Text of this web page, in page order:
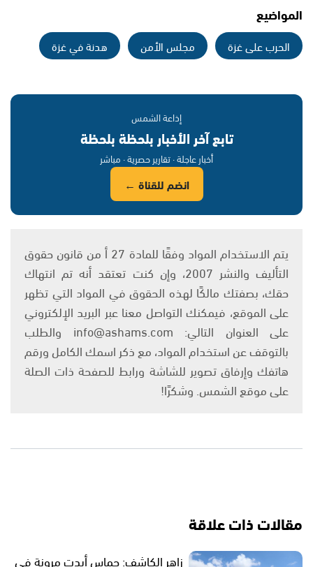
المواضيع
الحرب على غزة مجلس الأمن هدنة في غزة
إذاعة الشمس
تابع آخر الأخبار بلحظة بلحظة
أخبار عاجلة · تقارير حصرية · مباشر
انضم للقناة ←
يتم الاستخدام المواد وفقًا للمادة 27 أ من قانون حقوق
التأليف والنشر 2007، وإن كنت تعتقد أنه تم انتهاك
حقك، بصفتك مالكًا لهذه الحقوق في المواد التي تظهر
على الموقع، فيمكنك التواصل معنا عبر البريد الإلكتروني
على العنوان التالي: info@ashams.com والطلب
بالتوقف عن استخدام المواد، مع ذكر اسمك الكامل ورقم
هاتفك وإرفاق تصوير للشاشة ورابط للصفحة ذات الصلة
على موقع الشمس. وشكرًا!
مقالات ذات علاقة
زاهر الكاشف: حماس أبدت مرونة في